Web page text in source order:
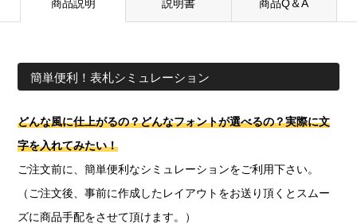
商品説明 説明書 商品Q＆A
簡単便利！表札シミュレーション
どんな風に仕上がるの？どんなフォントが選べるの？実際に文
字を入れてみたい！
ご注文前に、簡単便利なシミュレーションをご利用下さい。
（ご注文後、事前に作成したレイアウトをお送り頂くとスムー
ズに商品手配をさせて頂けます。）